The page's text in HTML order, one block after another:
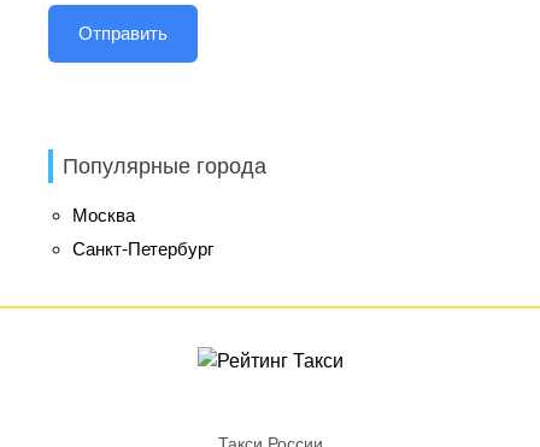
Популярные города
Москва
Санкт-Петербург